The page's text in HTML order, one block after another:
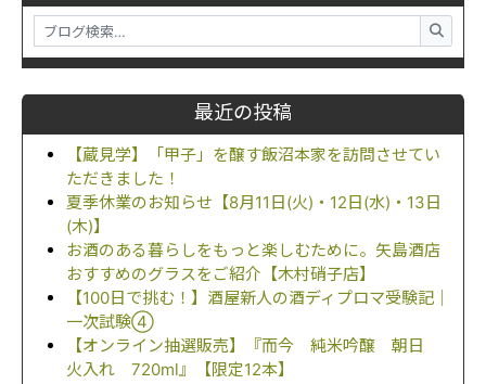
最近の投稿
【蔵見学】「甲子」を醸す飯沼本家を訪問させてい
ただきました！
夏季休業のお知らせ【8月11日(火)・12日(水)・13日
(木)】
お酒のある暮らしをもっと楽しむために。矢島酒店
おすすめのグラスをご紹介【木村硝子店】
【100日で挑む！】酒屋新人の酒ディプロマ受験記｜
一次試験④
【オンライン抽選販売】『而今 純米吟醸 朝日
火入れ 720ml』【限定12本】